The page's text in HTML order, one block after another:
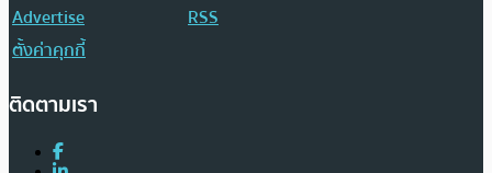
Advertise
RSS
ตั้งค่าคุกกี้
ติดตามเรา